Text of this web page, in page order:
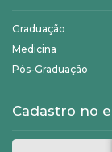
Graduação
Medicina
Pós-Graduação
Cadastro no